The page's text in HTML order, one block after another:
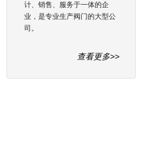
计、销售、服务于一体的企
业，是专业生产阀门的大型公
司。
查看更多>>